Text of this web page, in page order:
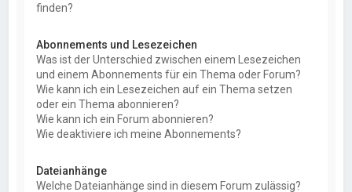
finden?
Abonnements und Lesezeichen
Was ist der Unterschied zwischen einem Lesezeichen
und einem Abonnements für ein Thema oder Forum?
Wie kann ich ein Lesezeichen auf ein Thema setzen
oder ein Thema abonnieren?
Wie kann ich ein Forum abonnieren?
Wie deaktiviere ich meine Abonnements?
Dateianhänge
Welche Dateianhänge sind in diesem Forum zulässig?